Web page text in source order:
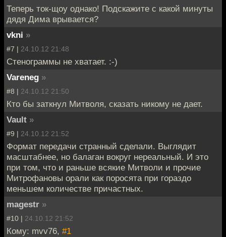
Теперь ток-щоу однако! Подскажите с какой минуты
дядя Дима врывается?
vkni »
#7 | 24.10.12 21:48
Стенограммы не хватает. :-)
Vareneg »
#8 | 24.10.12 21:50
Кто бы заткнул Митволя, сказать никому не дает.
Vault »
#9 | 24.10.12 21:52
Формат передачи странный сделали. Выглядит
масштабнее, но балаган вокруг нереальный. И это
при том, что и раньше всякие Митволи и прочие
Митрофановы орали как поросята при гораздо
меньшем количестве причастных.
magestr »
#10 | 24.10.12 21:52
Кому: mvv76, #1